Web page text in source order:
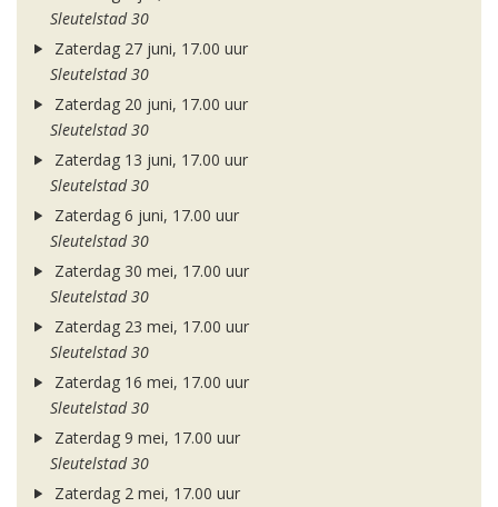
Sleutelstad 30
Zaterdag 27 juni, 17.00 uur
Sleutelstad 30
Zaterdag 20 juni, 17.00 uur
Sleutelstad 30
Zaterdag 13 juni, 17.00 uur
Sleutelstad 30
Zaterdag 6 juni, 17.00 uur
Sleutelstad 30
Zaterdag 30 mei, 17.00 uur
Sleutelstad 30
Zaterdag 23 mei, 17.00 uur
Sleutelstad 30
Zaterdag 16 mei, 17.00 uur
Sleutelstad 30
Zaterdag 9 mei, 17.00 uur
Sleutelstad 30
Zaterdag 2 mei, 17.00 uur